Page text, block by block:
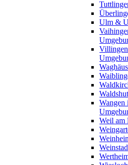
Ulm &
Weil am